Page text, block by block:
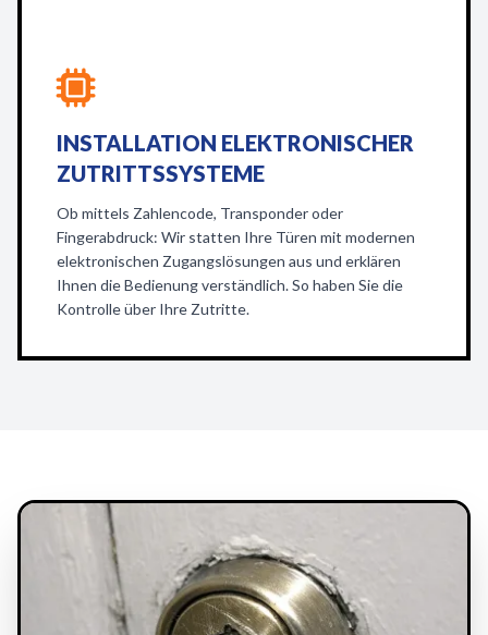
INSTALLATION ELEKTRONISCHER
ZUTRITTSSYSTEME
Ob mittels Zahlencode, Transponder oder
Fingerabdruck: Wir statten Ihre Türen mit modernen
elektronischen Zugangslösungen aus und erklären
Ihnen die Bedienung verständlich. So haben Sie die
Kontrolle über Ihre Zutritte.